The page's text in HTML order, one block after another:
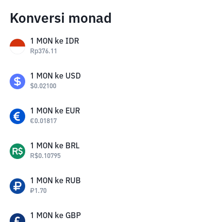
Konversi monad
1 MON ke IDR
Rp376.11
1 MON ke USD
$0.02100
1 MON ke EUR
€0.01817
1 MON ke BRL
R$0.10795
1 MON ke RUB
₽1.70
1 MON ke GBP